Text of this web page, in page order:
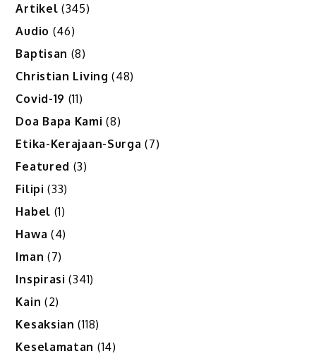
Artikel (345)
Audio (46)
Baptisan (8)
Christian Living (48)
Covid-19 (11)
Doa Bapa Kami (8)
Etika-Kerajaan-Surga (7)
Featured (3)
Filipi (33)
Habel (1)
Hawa (4)
Iman (7)
Inspirasi (341)
Kain (2)
Kesaksian (118)
Keselamatan (14)